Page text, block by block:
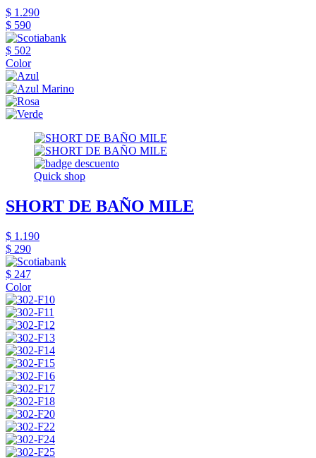
$ 1.290
$ 590
$ 502
Color
Quick shop
SHORT DE BAÑO MILE
$ 1.190
$ 290
$ 247
Color